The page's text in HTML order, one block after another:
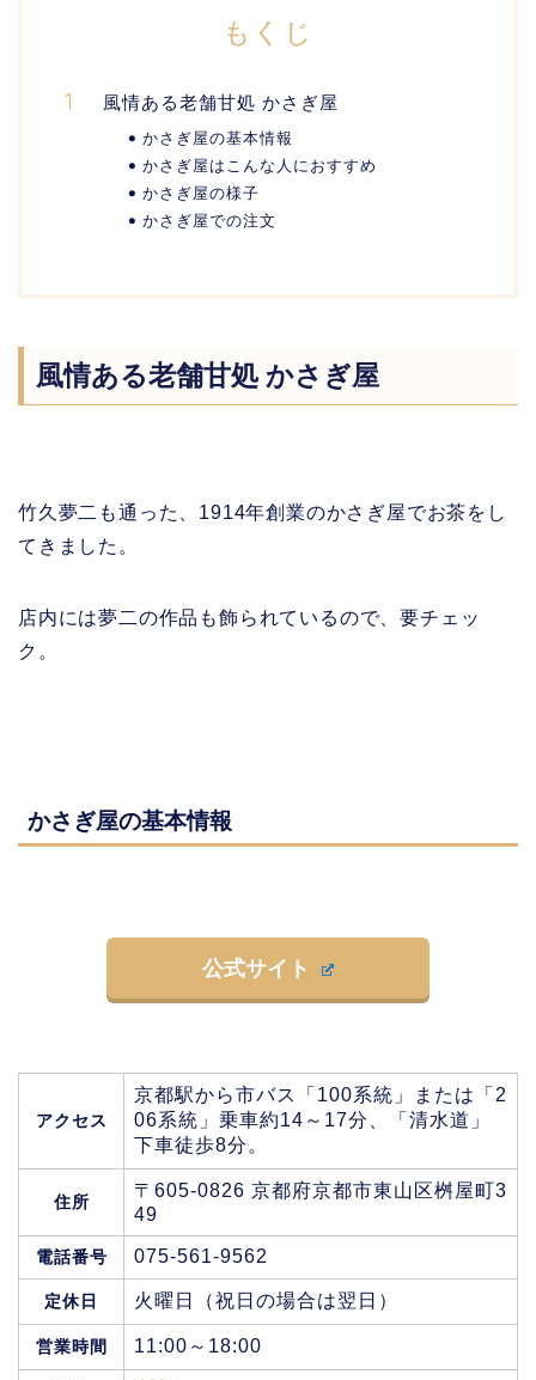
もくじ
風情ある老舗甘処 かさぎ屋
かさぎ屋の基本情報
かさぎ屋はこんな人におすすめ
かさぎ屋の様子
かさぎ屋での注文
風情ある老舗甘処 かさぎ屋
竹久夢二も通った、1914年創業のかさぎ屋でお茶をし
てきました。
店内には夢二の作品も飾られているので、要チェッ
ク。
かさぎ屋の基本情報
公式サイト
アクセス
京都駅から市バス「100系統」または「2
06系統」乗車約14～17分、「清水道」
下車徒歩8分。
住所
〒605-0826 京都府京都市東山区桝屋町3
49
電話番号 075-561-9562
定休日 火曜日（祝日の場合は翌日）
営業時間 11:00～18:00